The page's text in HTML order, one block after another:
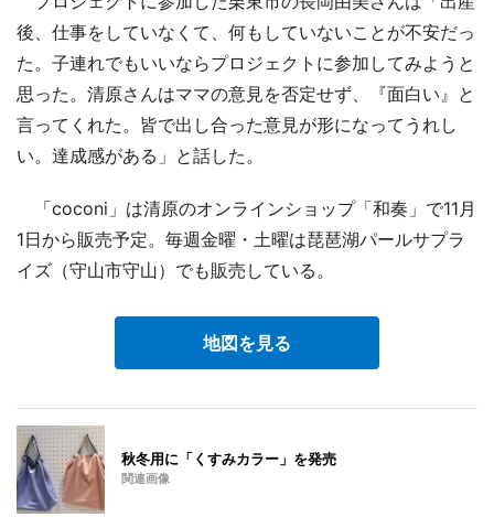
後、仕事をしていなくて、何もしていないことが不安だっ
た。子連れでもいいならプロジェクトに参加してみようと
思った。清原さんはママの意見を否定せず、『面白い』と
言ってくれた。皆で出し合った意見が形になってうれし
い。達成感がある」と話した。
「coconi」は清原のオンラインショップ「和奏」で11月
1日から販売予定。毎週金曜・土曜は琵琶湖パールサプラ
イズ（守山市守山）でも販売している。
地図を見る
秋冬用に「くすみカラー」を発売
関連画像